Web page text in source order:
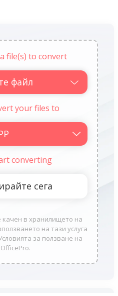
file(s) to convert
файл
your files to
converting
в хранилището на
на тази услуга
за ползване на